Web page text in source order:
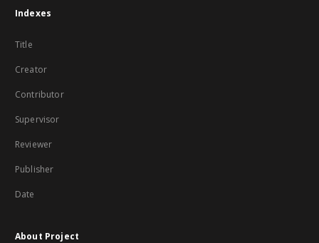
Indexes
Title
Creator
Contributor
Supervisor
Reviewer
Publisher
Date
About Project